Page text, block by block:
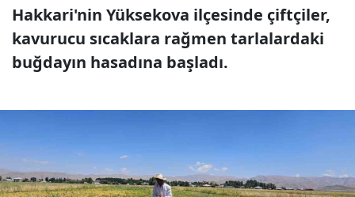
Hakkari'nin Yüksekova ilçesinde çiftçiler,
kavurucu sıcaklara rağmen tarlalardaki
buğdayın hasadına başladı.